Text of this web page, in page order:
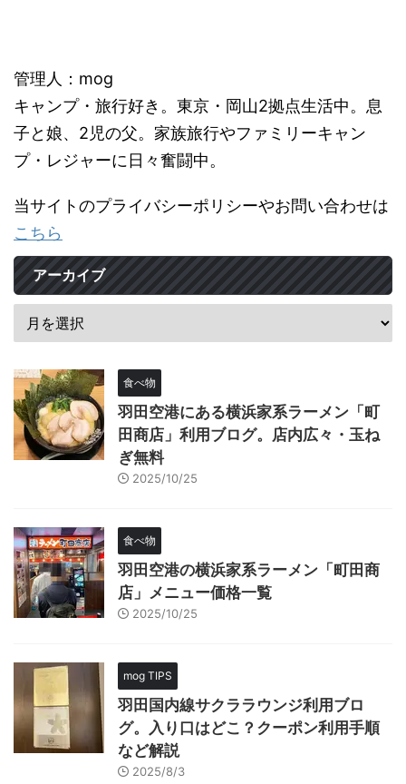
管理人：mog
キャンプ・旅行好き。東京・岡山2拠点生活中。息
子と娘、2児の父。家族旅行やファミリーキャン
プ・レジャーに日々奮闘中。
当サイトのプライバシーポリシーやお問い合わせは
こちら
アーカイブ
食べ物
羽田空港にある横浜家系ラーメン「町
田商店」利用ブログ。店内広々・玉ね
ぎ無料
2025/10/25
食べ物
羽田空港の横浜家系ラーメン「町田商
店」メニュー価格一覧
2025/10/25
mog TIPS
羽田国内線サクララウンジ利用ブロ
グ。入り口はどこ？クーポン利用手順
など解説
2025/8/3